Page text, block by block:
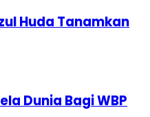
Huda Tanamkan
Dunia Bagi WBP